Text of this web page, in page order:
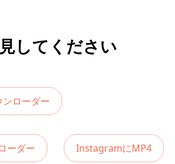
してください
ローダー
ーダー InstagramにMP4